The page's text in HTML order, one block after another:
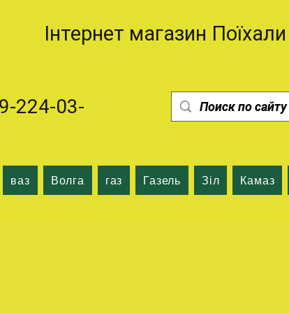
Інтернет магазин Поїхали
224-03-
ваз Волга газ Газель Зіл Камаз